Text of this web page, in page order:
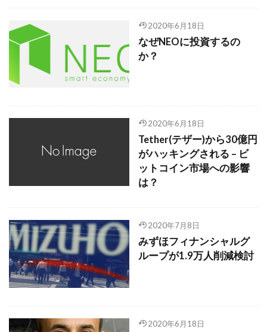
2020年6月18日
なぜNEOに投資するの
か？
2020年6月18日
Tether(テザー)から30億円
がハッキングされる – ビ
ットコイン市場への影響
は？
2020年7月8日
みずほフィナンシャルグ
ループが1.9万人削減検討
2020年6月18日